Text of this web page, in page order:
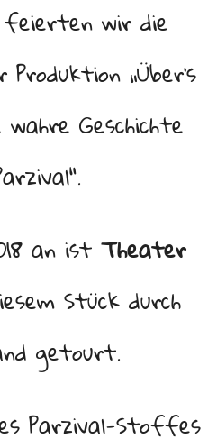
wir die
„Über’s
Geschichte
an ist Theater
Stück durch
getourt.
Parzival-Stoffes